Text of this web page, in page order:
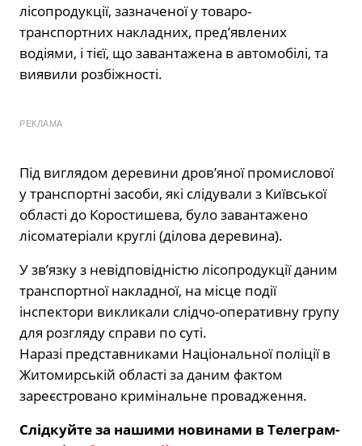
лісопродукції, зазначеної у товаро-
транспортних накладних, пред’явлених
водіями, і тієї, що завантажена в автомобілі, та
виявили розбіжності.
РЕКЛАМА
Під виглядом деревини дров’яної промислової
у транспортні засоби, які слідували з Київської
області до Коростишева, було завантажено
лісоматеріали круглі (ділова деревина).
У зв’язку з невідповідністю лісопродукції даним
транспортної накладної, на місце події
інспектори викликали слідчо-оперативну групу
для розгляду справи по суті.
Наразі представниками Національної поліції в
Житомирській області за даним фактом
зареєстровано кримінальне провадження.
Слідкуйте за нашими новинами в Телеграм-